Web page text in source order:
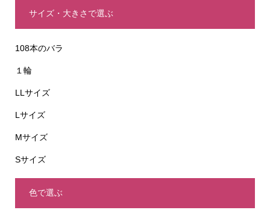
サイズ・大きさで選ぶ
108本のバラ
１輪
LLサイズ
Lサイズ
Mサイズ
Sサイズ
色で選ぶ